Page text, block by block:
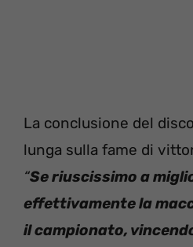
La conclusione del
lunga sulla fame di
“Se riuscissimo a
effettivamente la
il campionato,